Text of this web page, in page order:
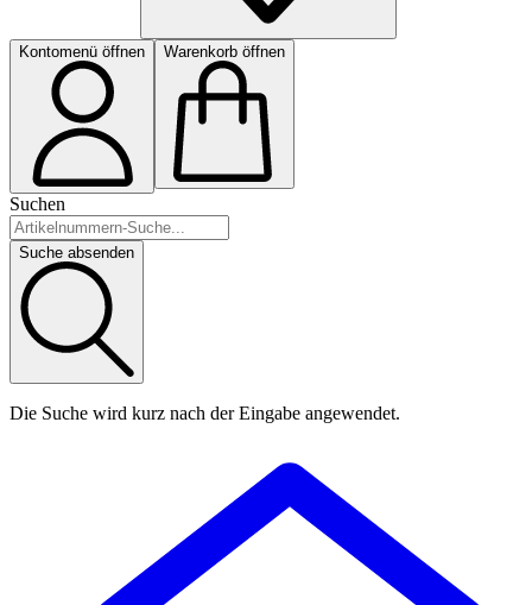
Kontomenü öffnen Warenkorb öffnen
Suchen
Suche absenden
Die Suche wird kurz nach der Eingabe angewendet.